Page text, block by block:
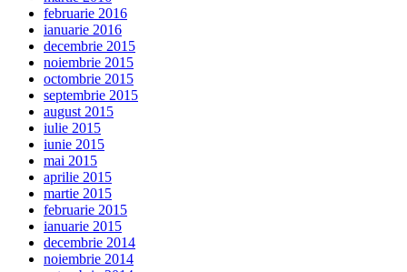
februarie 2016
ianuarie 2016
decembrie 2015
noiembrie 2015
octombrie 2015
septembrie 2015
august 2015
iulie 2015
iunie 2015
mai 2015
aprilie 2015
martie 2015
februarie 2015
ianuarie 2015
decembrie 2014
noiembrie 2014